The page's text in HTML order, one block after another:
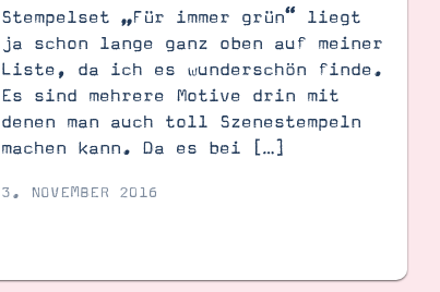
Stempelset „Für immer grün“ liegt
ja schon lange ganz oben auf meiner
Liste, da ich es wunderschön finde.
Es sind mehrere Motive drin mit
denen man auch toll Szenestempeln
machen kann. Da es bei […]
3. NOVEMBER 2016